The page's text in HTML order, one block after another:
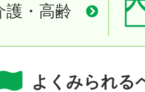
護・高齢
よくみられる